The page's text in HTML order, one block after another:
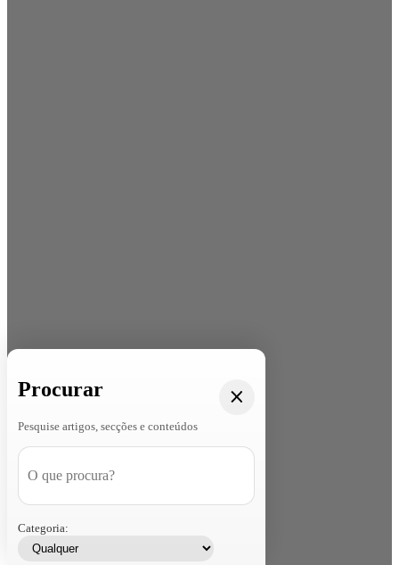
Procurar
Pesquise artigos, secções e conteúdos
Categoria: